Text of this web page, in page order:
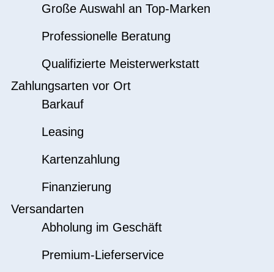
Große Auswahl an Top-Marken
Professionelle Beratung
Qualifizierte Meisterwerkstatt
Zahlungsarten vor Ort
Barkauf
Leasing
Kartenzahlung
Finanzierung
Versandarten
Abholung im Geschäft
Premium-Lieferservice